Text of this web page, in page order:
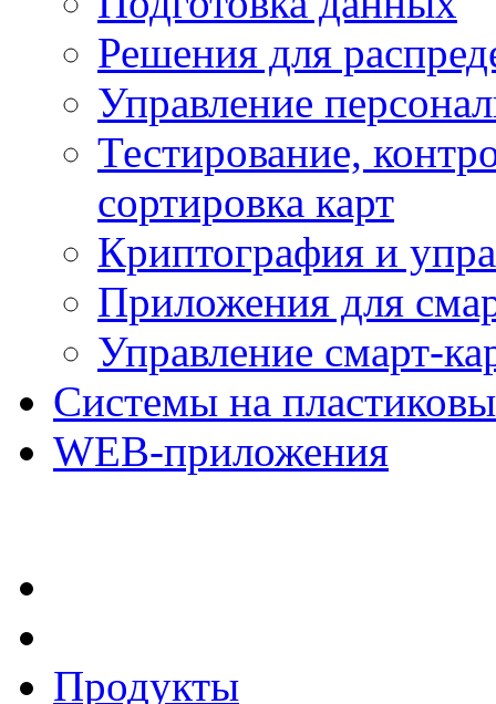
Решения для
Управление
Тестирование,
сортировка карт
Криптография и
Приложения для
Управление смарт-
Системы на
WEB-приложения
Продукты